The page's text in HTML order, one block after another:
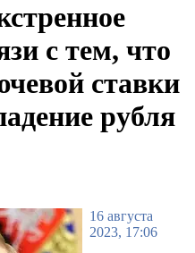
с тем, что
ставки
рубля
16 августа
2023, 17:06